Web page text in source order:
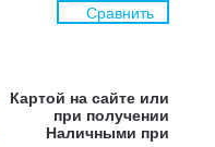
Сравнить